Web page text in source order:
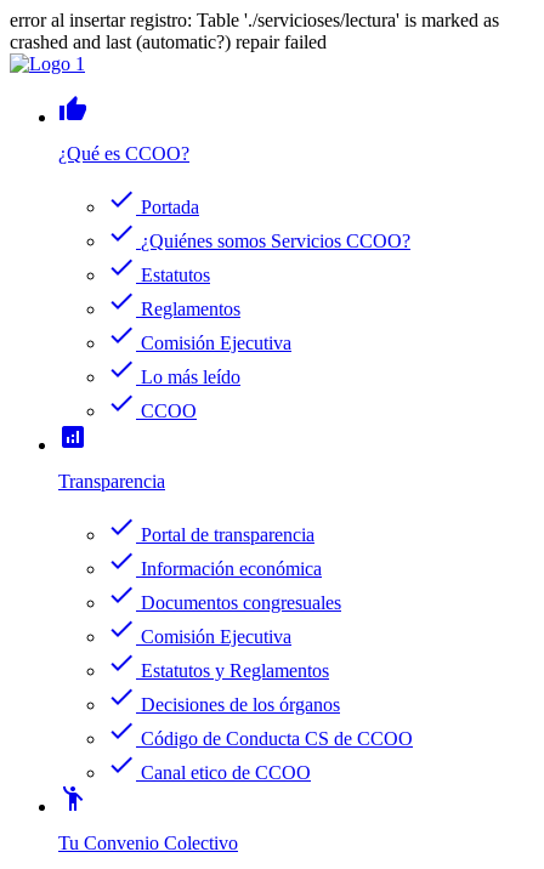
error al insertar registro: Table './servicioses/lectura' is marked as
crashed and last (automatic?) repair failed
thumb_up
¿Qué es CCOO?
check Portada
check ¿Quiénes somos Servicios CCOO?
check Estatutos
check Reglamentos
check Comisión Ejecutiva
check Lo más leído
check CCOO
analytics
Transparencia
check Portal de transparencia
check Información económica
check Documentos congresuales
check Comisión Ejecutiva
check Estatutos y Reglamentos
check Decisiones de los órganos
check Código de Conducta CS de CCOO
check Canal etico de CCOO
emoji_people
Tu Convenio Colectivo